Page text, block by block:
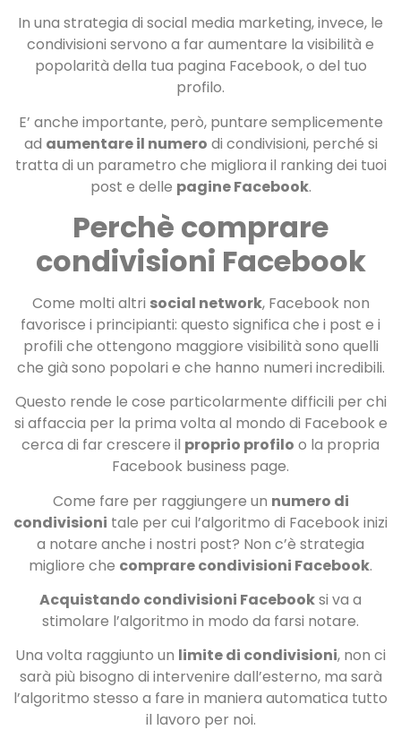
In una strategia di social media marketing, invece, le
condivisioni servono a far aumentare la visibilità e
popolarità della tua pagina Facebook, o del tuo
profilo.
E’ anche importante, però, puntare semplicemente
ad aumentare il numero di condivisioni, perché si
tratta di un parametro che migliora il ranking dei tuoi
post e delle pagine Facebook.
Perchè comprare
condivisioni Facebook
Come molti altri social network, Facebook non
favorisce i principianti: questo significa che i post e i
profili che ottengono maggiore visibilità sono quelli
che già sono popolari e che hanno numeri incredibili.
Questo rende le cose particolarmente difficili per chi
si affaccia per la prima volta al mondo di Facebook e
cerca di far crescere il proprio profilo o la propria
Facebook business page.
Come fare per raggiungere un numero di
condivisioni tale per cui l’algoritmo di Facebook inizi
a notare anche i nostri post? Non c’è strategia
migliore che comprare condivisioni Facebook.
Acquistando condivisioni Facebooksi va a
stimolare l’algoritmo in modo da farsi notare.
Una volta raggiunto un limite di condivisioni, non ci
sarà più bisogno di intervenire dall’esterno, ma sarà
l’algoritmo stesso a fare in maniera automatica tutto
il lavoro per noi.